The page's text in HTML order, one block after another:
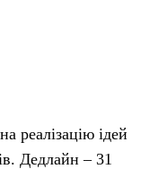
реалізацію ідей
Дедлайн – 31